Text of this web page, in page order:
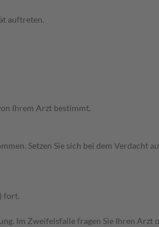
auftreten.
Ihrem Arzt bestimmt.
Setzen Sie sich bei dem Verdacht
fort.
Im Zweifelsfalle fragen Sie Ihren